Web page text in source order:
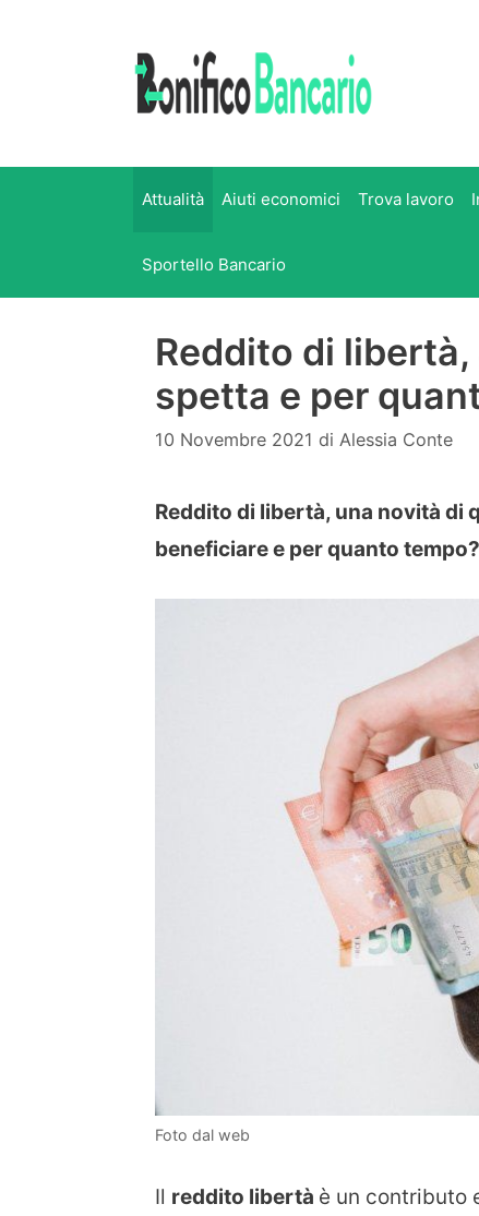
Attualità Aiuti economici Trova lavoro
Sportello Bancario
Reddito di
spetta e per
10 Novembre 2021 di Alessia Conte
Reddito di libertà, una novità di
beneficiare e per quanto
Foto dal web
Il reddito libertà è un contributo